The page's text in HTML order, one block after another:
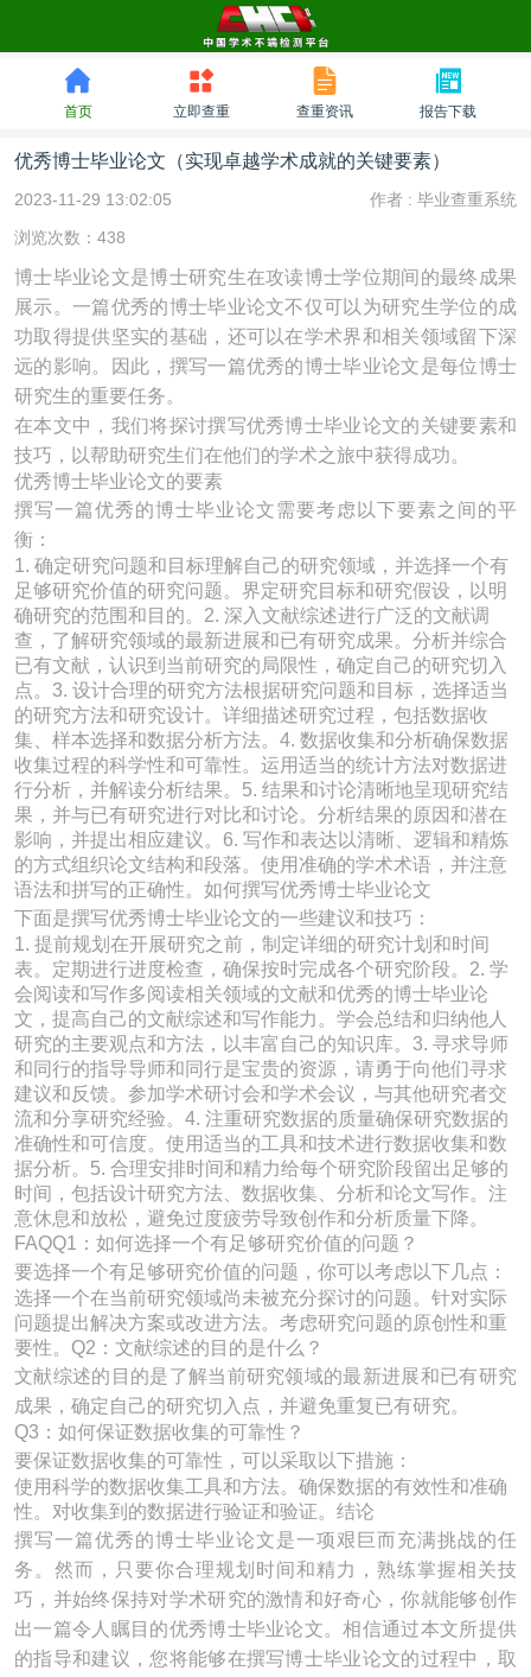
首页 立即查重 查重资讯 报告下载
优秀博士毕业论文（实现卓越学术成就的关键要素）
2023-11-29 13:02:05 作者 : 毕业查重系统
浏览次数：438
博士毕业论文是博士研究生在攻读博士学位期间的最终成果
展示。一篇优秀的博士毕业论文不仅可以为研究生学位的成
功取得提供坚实的基础，还可以在学术界和相关领域留下深
远的影响。因此，撰写一篇优秀的博士毕业论文是每位博士
研究生的重要任务。
在本文中，我们将探讨撰写优秀博士毕业论文的关键要素和
技巧，以帮助研究生们在他们的学术之旅中获得成功。
优秀博士毕业论文的要素
撰写一篇优秀的博士毕业论文需要考虑以下要素之间的平
衡：
1. 确定研究问题和目标理解自己的研究领域，并选择一个有
足够研究价值的研究问题。界定研究目标和研究假设，以明
确研究的范围和目的。2. 深入文献综述进行广泛的文献调
查，了解研究领域的最新进展和已有研究成果。分析并综合
已有文献，认识到当前研究的局限性，确定自己的研究切入
点。3. 设计合理的研究方法根据研究问题和目标，选择适当
的研究方法和研究设计。详细描述研究过程，包括数据收
集、样本选择和数据分析方法。4. 数据收集和分析确保数据
收集过程的科学性和可靠性。运用适当的统计方法对数据进
行分析，并解读分析结果。5. 结果和讨论清晰地呈现研究结
果，并与已有研究进行对比和讨论。分析结果的原因和潜在
影响，并提出相应建议。6. 写作和表达以清晰、逻辑和精炼
的方式组织论文结构和段落。使用准确的学术术语，并注意
语法和拼写的正确性。如何撰写优秀博士毕业论文
下面是撰写优秀博士毕业论文的一些建议和技巧：
1. 提前规划在开展研究之前，制定详细的研究计划和时间
表。定期进行进度检查，确保按时完成各个研究阶段。2. 学
会阅读和写作多阅读相关领域的文献和优秀的博士毕业论
文，提高自己的文献综述和写作能力。学会总结和归纳他人
研究的主要观点和方法，以丰富自己的知识库。3. 寻求导师
和同行的指导导师和同行是宝贵的资源，请勇于向他们寻求
建议和反馈。参加学术研讨会和学术会议，与其他研究者交
流和分享研究经验。4. 注重研究数据的质量确保研究数据的
准确性和可信度。使用适当的工具和技术进行数据收集和数
据分析。5. 合理安排时间和精力给每个研究阶段留出足够的
时间，包括设计研究方法、数据收集、分析和论文写作。注
意休息和放松，避免过度疲劳导致创作和分析质量下降。
FAQQ1：如何选择一个有足够研究价值的问题？
要选择一个有足够研究价值的问题，你可以考虑以下几点：
选择一个在当前研究领域尚未被充分探讨的问题。针对实际
问题提出解决方案或改进方法。考虑研究问题的原创性和重
要性。Q2：文献综述的目的是什么？
文献综述的目的是了解当前研究领域的最新进展和已有研究
成果，确定自己的研究切入点，并避免重复已有研究。
Q3：如何保证数据收集的可靠性？
要保证数据收集的可靠性，可以采取以下措施：
使用科学的数据收集工具和方法。确保数据的有效性和准确
性。对收集到的数据进行验证和验证。结论
撰写一篇优秀的博士毕业论文是一项艰巨而充满挑战的任
务。然而，只要你合理规划时间和精力，熟练掌握相关技
巧，并始终保持对学术研究的激情和好奇心，你就能够创作
出一篇令人瞩目的优秀博士毕业论文。相信通过本文所提供
的指导和建议，您将能够在撰写博士毕业论文的过程中，取